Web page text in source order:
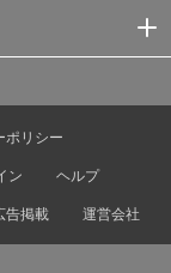
ポリシー
ン
ヘルプ
告掲載 運営会社